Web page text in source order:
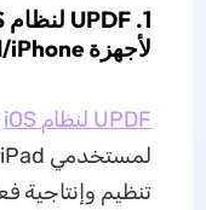
لأجهزة iPad/iPhone
UPDF لنظام iOS